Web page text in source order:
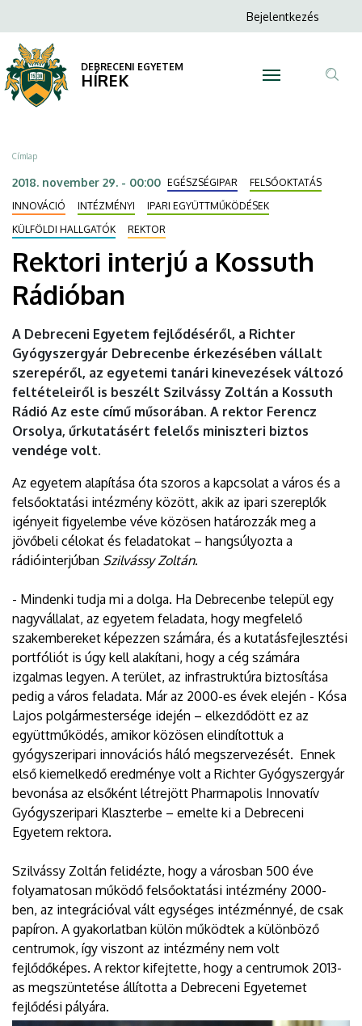
interjú
a
Kossuth
Rádióban
DEBRECENI
EGYETEM
a
tartalomra
Anonim
menüje
Bejelentkezés
DEBRECENI EGYETEM
HÍREK
Morzsa
Címlap
2018. november 29. - 00:00 EGÉSZSÉGIPAR
FELSŐOKTATÁS
INNOVÁCIÓ
INTÉZMÉNYI
IPARI EGYÜTTMŰKÖDÉSEK
KÜLFÖLDI HALLGATÓK
REKTOR
Rektori interjú a Kossuth
Rádióban
A Debreceni Egyetem fejlődéséről, a Richter
Gyógyszergyár Debrecenbe érkezésében vállalt
szerepéről, az egyetemi tanári kinevezések változó
feltételeiről is beszélt Szilvássy Zoltán a Kossuth
Rádió Az este című műsorában. A rektor Ferencz
Orsolya, űrkutatásért felelős miniszteri biztos
vendége volt.
Az egyetem alapítása óta szoros a kapcsolat a város és a
felsőoktatási intézmény között, akik az ipari szereplők
igényeit figyelembe véve közösen határozzák meg a
jövőbeli célokat és feladatokat – hangsúlyozta a
rádióinterjúban Szilvássy Zoltán.
- Mindenki tudja mi a dolga. Ha Debrecenbe települ egy
nagyvállalat, az egyetem feladata, hogy megfelelő
szakembereket képezzen számára, és a kutatásfejlesztési
portfóliót is úgy kell alakítani, hogy a cég számára
izgalmas legyen. A terület, az infrastruktúra biztosítása
pedig a város feladata. Már az 2000-es évek elején - Kósa
Lajos polgármestersége idején – elkezdődött ez az
együttműködés, amikor közösen elindítottuk a
gyógyszeripari innovációs háló megszervezését. Ennek
első kiemelkedő eredménye volt a Richter Gyógyszergyár
bevonása az elsőként létrejött Pharmapolis Innovatív
Gyógyszeripari Klaszterbe – emelte ki a Debreceni
Egyetem rektora.
Szilvássy Zoltán felidézte, hogy a városban 500 éve
folyamatosan működő felsőoktatási intézmény 2000-
ben, az integrációval vált egységes intézménnyé, de csak
papíron. A gyakorlatban külön működtek a különböző
centrumok, így viszont az intézmény nem volt
fejlődőképes. A rektor kifejtette, hogy a centrumok 2013-
as megszüntetése állította a Debreceni Egyetemet
fejlődési pályára.